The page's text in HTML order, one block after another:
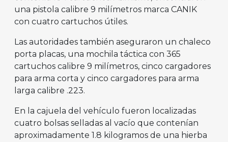
una pistola calibre 9 milímetros marca CANIK
con cuatro cartuchos útiles.
Las autoridades también aseguraron un chaleco
porta placas, una mochila táctica con 365
cartuchos calibre 9 milímetros, cinco cargadores
para arma corta y cinco cargadores para arma
larga calibre .223.
En la cajuela del vehículo fueron localizadas
cuatro bolsas selladas al vacío que contenían
aproximadamente 1.8 kilogramos de una hierba